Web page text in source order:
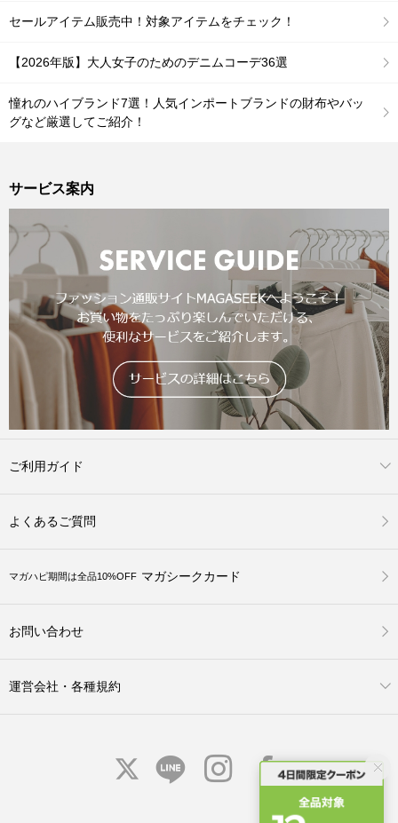
セールアイテム販売中！対象アイテムをチェック！
【2026年版】大人女子のためのデニムコーデ36選
憧れのハイブランド7選！人気インポートブランドの財布やバッ
グなど厳選してご紹介！
サービス案内
ご利用ガイド
よくあるご質問
マガハピ期間は全品10%OFF マガシークカード
お問い合わせ
運営会社・各種規約